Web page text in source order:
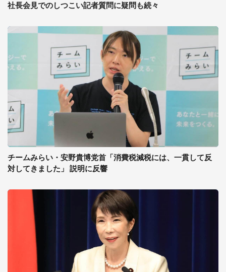
社長会見でのしつこい記者質問に疑問も続々
チームみらい・安野貴博党首「消費税減税には、一貫して反
対してきました」 説明に反響